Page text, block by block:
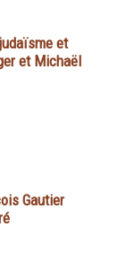
et
et Michaël
Gautier